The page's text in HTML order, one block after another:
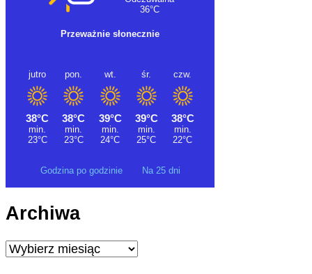
Godzina po godzinie Na 25 dni
Archiwa
Archiwa